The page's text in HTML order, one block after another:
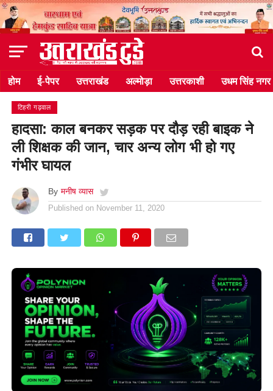
होम ई-पेपर उत्तराखंड अल्मोड़ा उत्तरकाशी उधम सिंह नगर
टिहरी गढ़वाल
हादसा: काल बनकर सड़क पर दौड़ रही बाइक ने
ली शिक्षक की जान, चार अन्य लोग भी हो गए
गंभीर घायल
By मनीष व्यास
Published on November 11, 2020